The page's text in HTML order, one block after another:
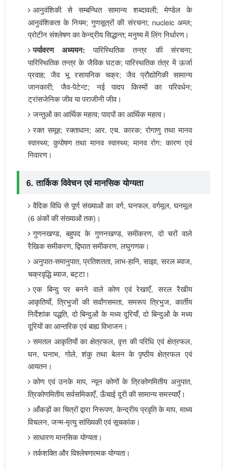
आनुवंशिकी से सम्बन्धित सामान्य शब्दावली; मेण्डेल के
आनुवंशिकता के नियम; गुणसूत्रों की संरचना; nucleic अम्ल;
प्रोटीन संश्लेषण का केन्द्रीय सिद्धान्त; मनुष्य में लिंग निर्धारण।
पर्यावरण अध्ययन: पारिस्थितिक तन्त्र की संरचना;
पारिस्थितिक तन्त्र के जैविक घटक; पारिस्थतिक तंत्र में ऊर्जा
प्रवाह; जैव भू रसायनिक चक्र; जैव प्रौद्योगिकी सामान्य
जानकारी; जैव-पेटेन्ट; नई पादप किस्मों का परिवर्धन;
ट्रांसजेनिक जीव या पराजीनी जीव।
जन्तुओं का आर्थिक महत्व; पादपों का आर्थिक महत्व।
रक्त समूह; रक्ताधान; आर. एच. कारक; रोगाणु तथा मानव
स्वास्थ्य; कुपोषण तथा मानव स्वास्थ्य; मानव रोग: कारण एवं
निवारण।
6. तार्किक विवेचन एवं मानसिक योग्यता
वैदिक विधि से पूर्ण संख्याओं का वर्ग, घनफल, वर्गमूल, घनमूल
(6 अंकों की संख्याओं तक)।
गुणनखण्ड, बहुपद के गुणनखण्ड, समीकरण, दो चरों वाले
रैखिक समीकरण, द्विघात समीकरण, लघुगणक।
अनुपात-समानुपात, प्रतिशतता, लाभ-हानि, साझा, सरल ब्याज,
चक्रवृद्धि ब्याज, बट्टा।
एक बिन्दु पर बनने वाले कोण एवं रेखाएँ, सरल रैखीय
आकृतियाँ, त्रिभुजों की सर्वांगसमता, समरूप त्रिभुज, कार्तीय
निर्देशांक पद्धति, दो बिन्दुओं के मध्य दूरियाँ, दो बिन्दुओं के मध्य
दूरियों का आन्तरिक एवं बाह्य विभाजन।
समतल आकृतियों का क्षेत्रफल, वृत्त की परिधि एवं क्षेत्रफल,
घन, घनाभ, गोले, शंकु तथा बेलन के पृष्ठीय क्षेत्रफल एवं
आयतन।
कोण एवं उनके माप, न्यून कोणों के त्रिकोणमितीय अनुपात,
त्रिकोणमितीय सर्वसमिकाएँ, ऊँचाई दूरी की सामान्य समस्याएँ।
आँकड़ों का चित्रों द्वारा निरूपण, केन्द्रीय प्रवृति के माप, माध्य
विचलन, जन्म-मृत्यु सांख्यिकी एवं सूचकांक।
साधारण मानसिक योग्यता।
तर्कशक्ति और विश्लेषणात्मक योग्यता।